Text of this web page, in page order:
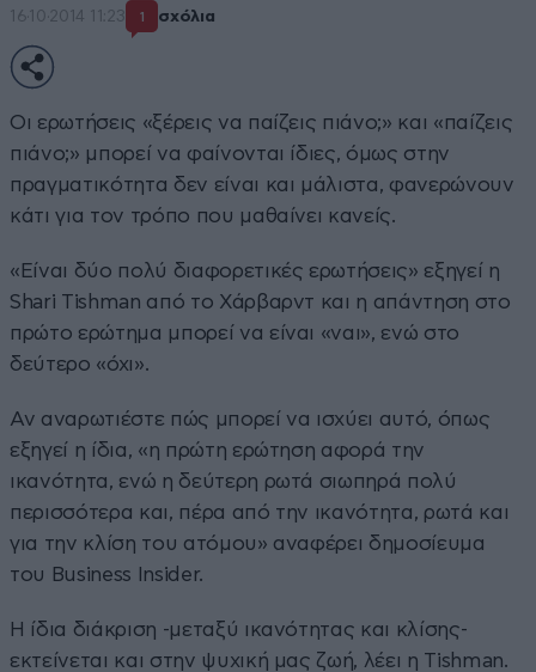
16·10·2014 11:23 1 σχόλια
Οι ερωτήσεις «ξέρεις να παίζεις πιάνο;» και «παίζεις
πιάνο;» μπορεί να φαίνονται ίδιες, όμως στην
πραγματικότητα δεν είναι και μάλιστα, φανερώνουν
κάτι για τον τρόπο που μαθαίνει κανείς.
«Είναι δύο πολύ διαφορετικές ερωτήσεις» εξηγεί η
Shari Tishman από το Χάρβαρντ και η απάντηση στο
πρώτο ερώτημα μπορεί να είναι «ναι», ενώ στο
δεύτερο «όχι».
Αν αναρωτιέστε πώς μπορεί να ισχύει αυτό, όπως
εξηγεί η ίδια, «η πρώτη ερώτηση αφορά την
ικανότητα, ενώ η δεύτερη ρωτά σιωπηρά πολύ
περισσότερα και, πέρα από την ικανότητα, ρωτά και
για την κλίση του ατόμου» αναφέρει δημοσίευμα
του Business Insider.
Η ίδια διάκριση -μεταξύ ικανότητας και κλίσης-
εκτείνεται και στην ψυχική μας ζωή, λέει η Tishman.